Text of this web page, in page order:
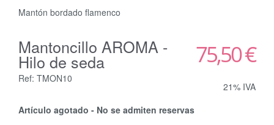
Mantón bordado flamenco
Mantoncillo AROMA -
Hilo de seda
Ref: TMON10
75,50 €
21% IVA
Artículo agotado - No se admiten reservas